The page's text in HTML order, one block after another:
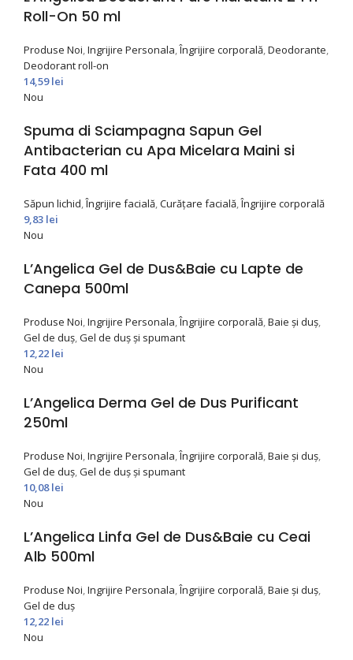
Roll-On 50 ml
Produse Noi,Ingrijire Personala,Îngrijire corporală,Deodorante,
Deodorant roll-on
14,59lei
Nou
Spuma di Sciampagna Sapun Gel
Antibacterian cu Apa Micelara Maini si
Fata 400 ml
Săpun lichid,Îngrijire facială,Curățare facială,Îngrijire corporală
9,83 lei
Nou
L’Angelica Gel de Dus&Baie cu Lapte de
Canepa 500ml
Produse Noi,Ingrijire Personala,Îngrijire corporală,Baie și duș,
Gel de duș,Gel de duș și spumant
12,22 lei
Nou
L’Angelica Derma Gel de Dus Purificant
250ml
Produse Noi,Ingrijire Personala,Îngrijire corporală,Baie și duș,
Gel de duș,Gel de duș și spumant
10,08lei
Nou
L’Angelica Linfa Gel de Dus&Baie cu Ceai
Alb 500ml
Produse Noi,Ingrijire Personala,Îngrijire corporală,Baie și duș,
Gel de duș
12,22 lei
Nou